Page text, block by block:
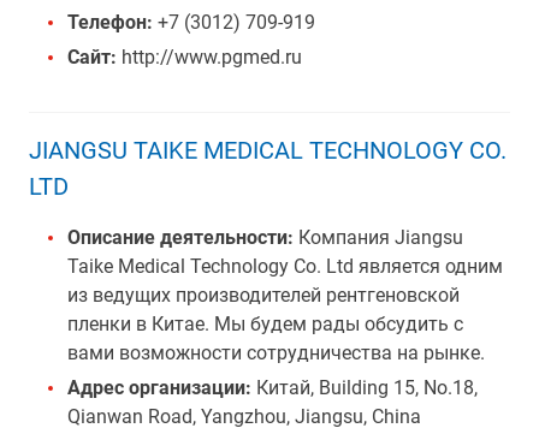
Телефон: +7 (3012) 709-919
Сайт: http://www.pgmed.ru
JIANGSU TAIKE MEDICAL TECHNOLOGY CO.
LTD
Описание деятельности: Компания Jiangsu
Taike Medical Technology Co. Ltd является одним
из ведущих производителей рентгеновской
пленки в Китае. Мы будем рады обсудить с
вами возможности сотрудничества на рынке.
Адрес организации: Китай, Building 15, No.18,
Qianwan Road, Yangzhou, Jiangsu, China